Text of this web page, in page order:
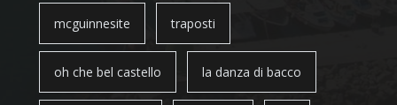
mcguinnesite traposti
oh che bel castello la danza di bacco